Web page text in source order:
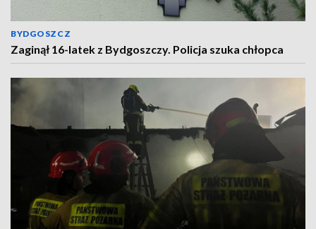
BYDGOSZCZ
Zaginął 16-latek z Bydgoszczy. Policja szuka chłopca